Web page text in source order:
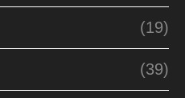
(19)
(39)